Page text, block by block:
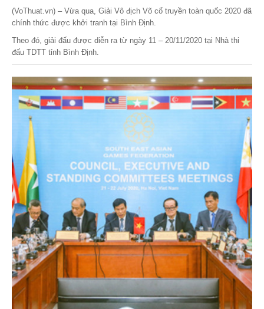
(VoThuat.vn) – Vừa qua, Giải Vô địch Võ cổ truyền toàn quốc 2020 đã
chính thức được khởi tranh tại Bình Định.
Theo đó, giải đấu được diễn ra từ ngày 11 – 20/11/2020 tại Nhà thi
đấu TDTT tỉnh Bình Định.